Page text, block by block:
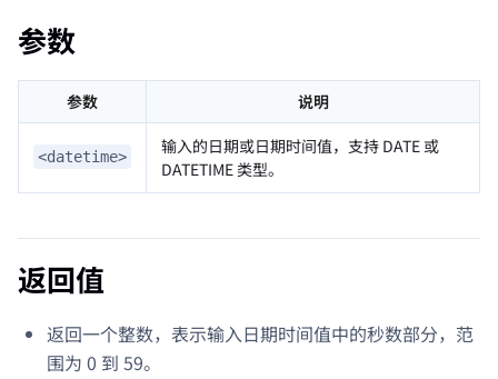
参数
参数 说明
<datetime>
输入的日期或日期时间值，支持 DATE 或
DATETIME 类型。
返回值
返回一个整数，表示输入日期时间值中的秒数部分，范
围为 0 到 59。